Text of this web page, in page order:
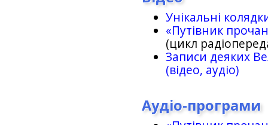
Унікальні
«Путівник
(цикл
Записи деяких
(відео, аудіо)
Аудіо-програми